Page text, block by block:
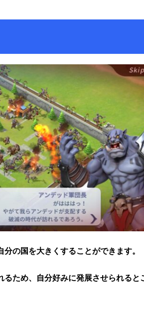
分の国を大きくすることができます。
ため、自分好みに発展させられると